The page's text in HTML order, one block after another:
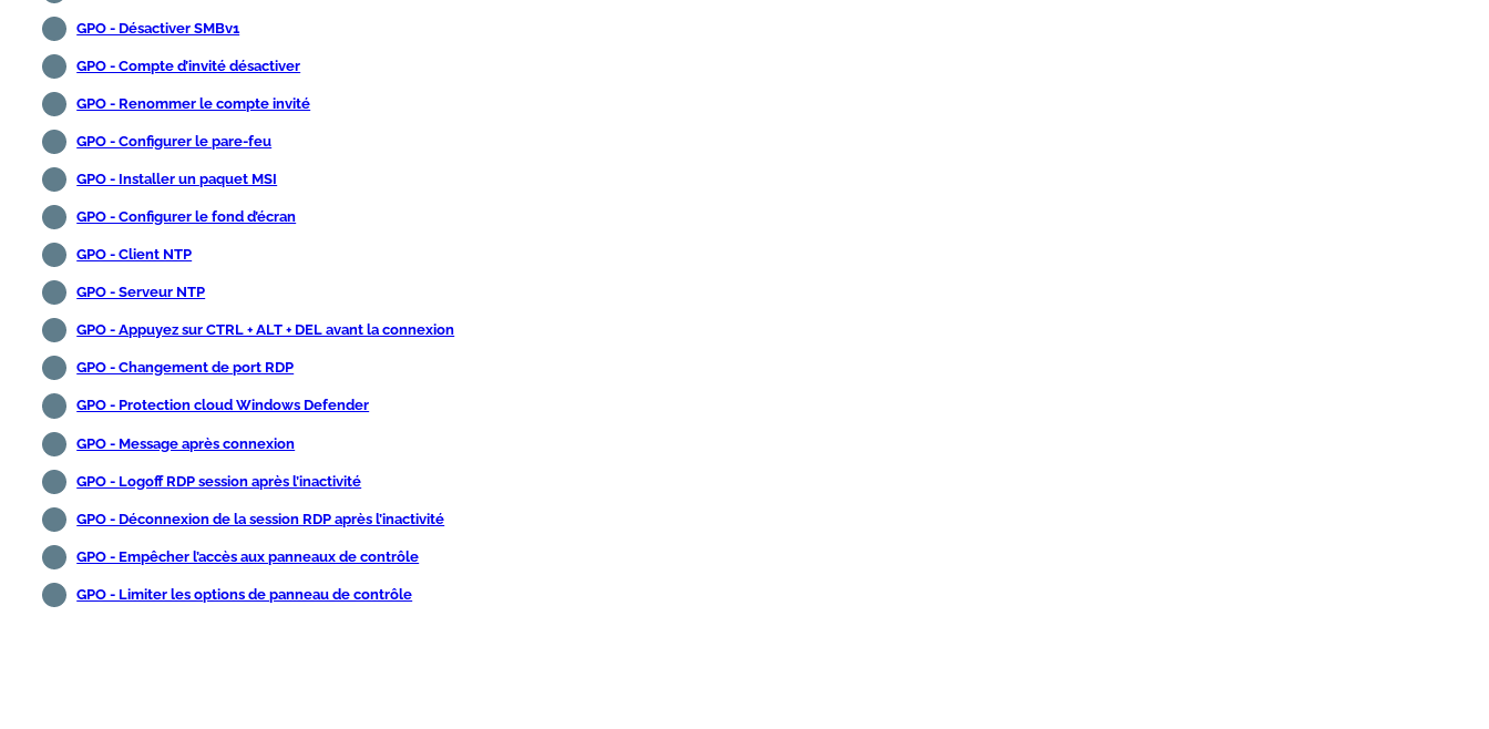
GPO - Désactiver SMBv1
GPO - Compte d’invité désactiver
GPO - Renommer le compte invité
GPO - Configurer le pare-feu
GPO - Installer un paquet MSI
GPO - Configurer le fond d’écran
GPO - Client NTP
GPO - Serveur NTP
GPO - Appuyez sur CTRL + ALT + DEL avant la connexion
GPO - Changement de port RDP
GPO - Protection cloud Windows Defender
GPO - Message après connexion
GPO - Logoff RDP session après l’inactivité
GPO - Déconnexion de la session RDP après l’inactivité
GPO - Empêcher l’accès aux panneaux de contrôle
GPO - Limiter les options de panneau de contrôle